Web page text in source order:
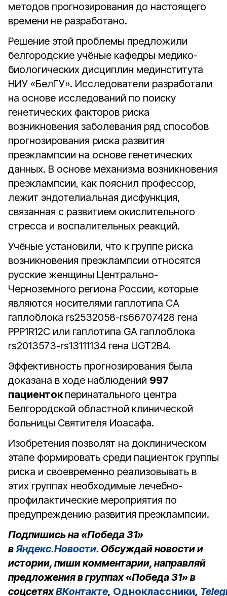
методов прогнозирования до настоящего
времени не разработано.
Решение этой проблемы предложили
белгородские учёные кафедры медико-
биологических дисциплин мединститута
НИУ «БелГУ». Исследователи разработали
на основе исследований по поиску
генетических факторов риска
возникновения заболевания ряд способов
прогнозирования риска развития
преэклампсии на основе генетических
данных. В основе механизма возникновения
преэклампсии, как пояснил профессор,
лежит эндотелиальная дисфункция,
связанная с развитием окислительного
стресса и воспалительных реакций.
Учёные установили, что к группе риска
возникновения преэклампсии относятся
русские женщины Центрально-
Черноземного региона России, которые
являются носителями гаплотипа СA
гаплоблока rs2532058-rs66707428 гена
PPP1R12C или гаплотипа GA гаплоблока
rs2013573-rs13111134 гена UGT2B4.
Эффективность прогнозирования была
доказана в ходе наблюдений 997
пациентокперинатального центра
Белгородской областной клинической
больницы Святителя Иоасафа.
Изобретения позволят на доклиническом
этапе формировать среди пациенток группы
риска и своевременно реализовывать в
этих группах необходимые лечебно-
профилактические мероприятия по
предупреждению развития преэклампсии.
Подпишись на «Победа 31»
вЯндекс.Новости. Обсуждай новости и
истории, пиши комментарии, направляй
предложения в группах «Победа 31» в
соцсетяхВКонтакте, Одноклассники,